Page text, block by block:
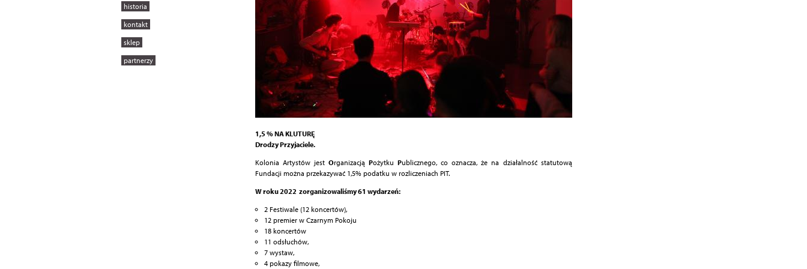
historia
kontakt
sklep
partnerzy
1,5 % NA KLUTURĘ
Drodzy Przyjaciele.
Kolonia Artystów jest Organizacją PożytkuPublicznego, co oznacza, że na działalność statutową
Fundacji można przekazywać 1,5% podatku w rozliczeniach PIT.
W roku 2022 zorganizowaliśmy 61 wydarzeń:
2 Festiwale (12 koncertów),
12 premier w Czarnym Pokoju
18 koncertów
11 odsłuchów,
7 wystaw,
4 pokazy filmowe,